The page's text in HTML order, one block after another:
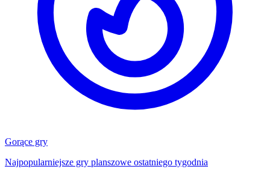
Gorące gry
Najpopularniejsze gry planszowe ostatniego tygodnia